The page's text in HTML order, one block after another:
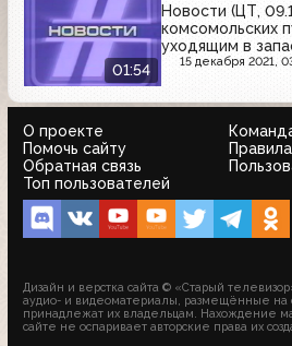
01:54
Новости (ЦТ,
комсомольских
уходящим в
дивизии
15 декабря 2021,
О проекте
Помочь сайту
Правила
Обратная связь
Топ пользователей
Дизайн и верстка сайта © «Старый
аудио- и видеоматериалы, размещённые на
принадлежат их владельцам. Нахождение
сайте не оспаривает авторские права их